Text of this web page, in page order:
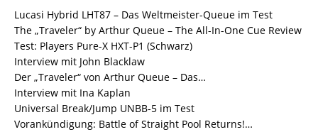
Lucasi Hybrid LHT87 – Das Weltmeister-Queue im Test
The „Traveler“ by Arthur Queue – The All-In-One Cue Review
Test: Players Pure-X HXT-P1 (Schwarz)
Interview mit John Blacklaw
Der „Traveler“ von Arthur Queue – Das…
Interview mit Ina Kaplan
Universal Break/Jump UNBB-5 im Test
Vorankündigung: Battle of Straight Pool Returns!…